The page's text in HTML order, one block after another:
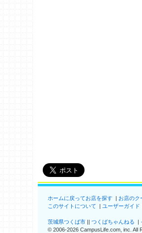
ホームに戻ってお店を探す お店のク
このサイトについて
ユーザーガイド
茨城県つくば市 つくばちゃんねる
© 2006-2026 CampusLife.com, inc. All